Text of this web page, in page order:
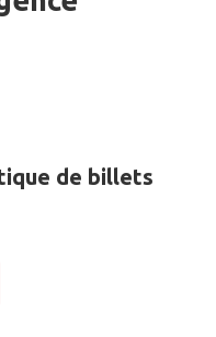
de billets